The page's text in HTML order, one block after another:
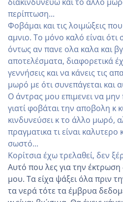
περίπτωση...
Φοβάμαι και τις λοιμώξεις
αμνιο. Το μόνο καλό είναι ότι
όντως αν πανε ολα καλα και
αποτελέσματα, διαφορετικά
γεννήσεις και να κάνεις τις
μωρό με ότι συνεπάγεται και
Ο άντρας μου επιμενει να
γιατί φοβάται την αποβολη κ
κινδυνεύσει κ το άλλο μωρό,
πραγματικα τι είναι καλυτερο
σωστό...
Κορίτσια έχω τρελαθεί, δεν
Αυτό που λες για την έκτρωση
μου. Τα είχα ψάξει όλα πριν
τα νερά τότε τα έμβρυα